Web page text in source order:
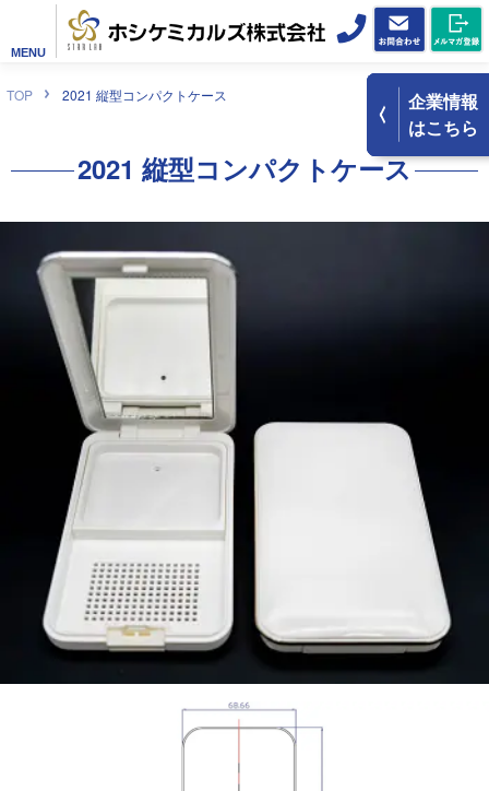
MENU
企業情報
はこちら
TOP 2021 縦型コンパクトケース
2021 縦型コンパクトケース